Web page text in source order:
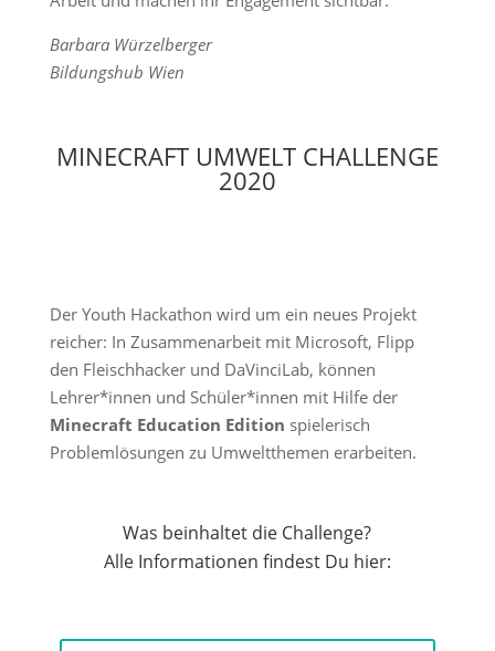
Barbara Würzelberger
Bildungshub Wien
MINECRAFT UMWELT CHALLENGE
2020
Der Youth Hackathon wird um ein neues Projekt
reicher: In Zusammenarbeit mit Microsoft, Flipp
den Fleischhacker und DaVinciLab, können
Lehrer*innen und Schüler*innen mit Hilfe der
Minecraft Education Edition spielerisch
Problemlösungen zu Umweltthemen erarbeiten.
Was beinhaltet die Challenge?
Alle Informationen findest Du hier: